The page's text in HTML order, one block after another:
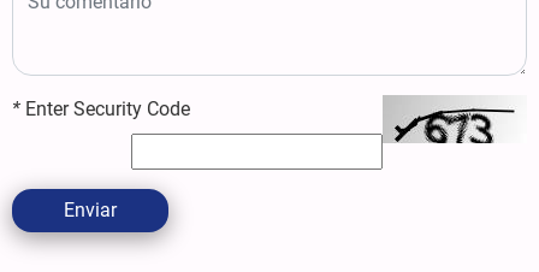
* Enter Security Code
Enviar